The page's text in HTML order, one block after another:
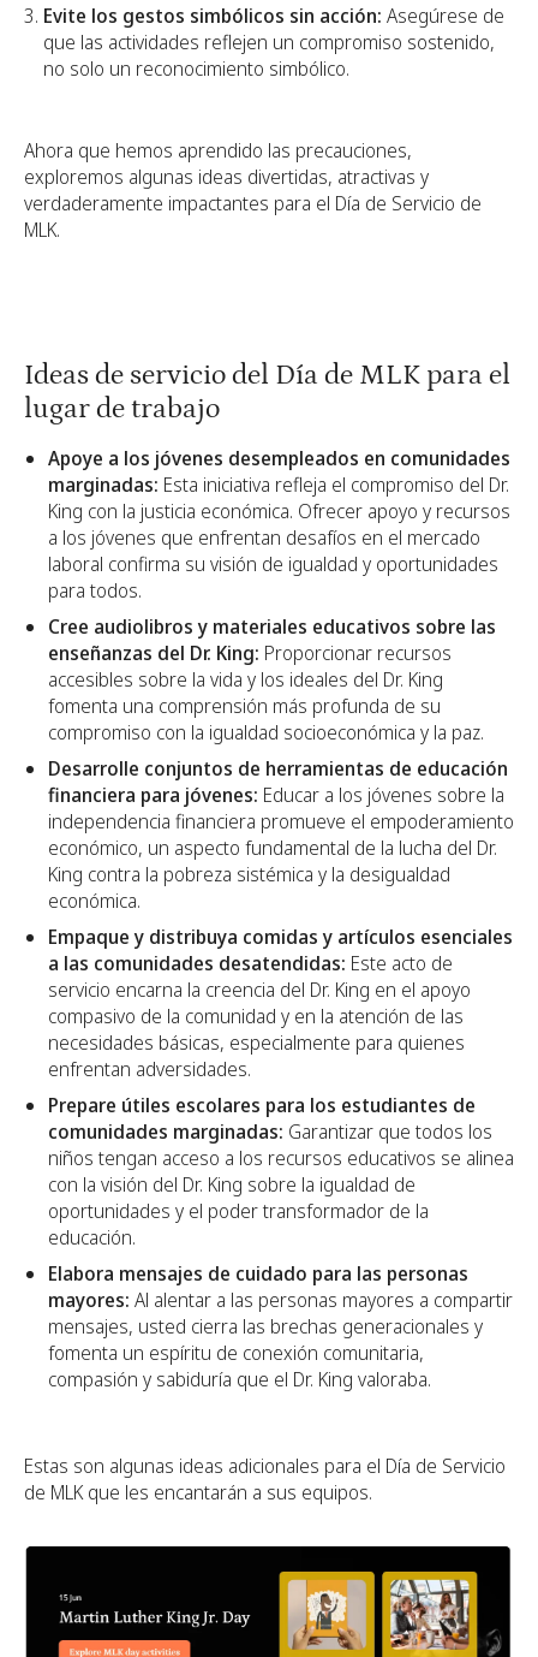
Evite los gestos simbólicos sin acción: Asegúrese de
que las actividades reflejen un compromiso sostenido,
no solo un reconocimiento simbólico.
Ahora que hemos aprendido las precauciones,
exploremos algunas ideas divertidas, atractivas y
verdaderamente impactantes para el Día de Servicio de
MLK.
Ideas de servicio del Día de MLK para el
lugar de trabajo
Apoye a los jóvenes desempleados en comunidades
marginadas: Esta iniciativa refleja el compromiso del Dr.
King con la justicia económica. Ofrecer apoyo y recursos
a los jóvenes que enfrentan desafíos en el mercado
laboral confirma su visión de igualdad y oportunidades
para todos.
Cree audiolibros y materiales educativos sobre las
enseñanzas del Dr. King: Proporcionar recursos
accesibles sobre la vida y los ideales del Dr. King
fomenta una comprensión más profunda de su
compromiso con la igualdad socioeconómica y la paz.
Desarrolle conjuntos de herramientas de educación
financiera para jóvenes: Educar a los jóvenes sobre la
independencia financiera promueve el empoderamiento
económico, un aspecto fundamental de la lucha del Dr.
King contra la pobreza sistémica y la desigualdad
económica.
Empaque y distribuya comidas y artículos esenciales
a las comunidades desatendidas: Este acto de
servicio encarna la creencia del Dr. King en el apoyo
compasivo de la comunidad y en la atención de las
necesidades básicas, especialmente para quienes
enfrentan adversidades.
Prepare útiles escolares para los estudiantes de
comunidades marginadas: Garantizar que todos los
niños tengan acceso a los recursos educativos se alinea
con la visión del Dr. King sobre la igualdad de
oportunidades y el poder transformador de la
educación.
Elabora mensajes de cuidado para las personas
mayores: Al alentar a las personas mayores a compartir
mensajes, usted cierra las brechas generacionales y
fomenta un espíritu de conexión comunitaria,
compasión y sabiduría que el Dr. King valoraba.
Estas son algunas ideas adicionales para el Día de Servicio
de MLK que les encantarán a sus equipos.